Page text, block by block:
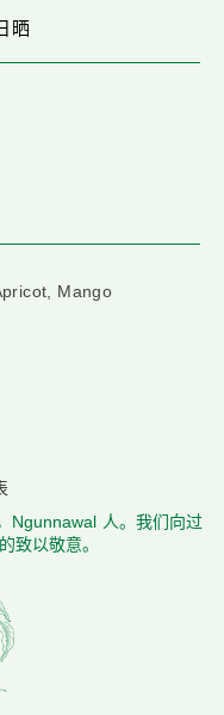
晒
Mango
Ngunnawal 人。我们向过
以敬意。